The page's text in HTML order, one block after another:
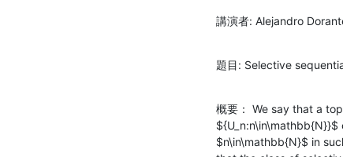
講演者: Alejandro
題目: Selective
概要： We say that a
$n\in\mathbb{N}$ in